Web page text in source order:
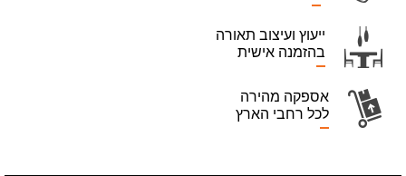
ייעוץ ועיצוב תאורה
בהזמנה אישית
אספקה מהירה
לכל רחבי הארץ